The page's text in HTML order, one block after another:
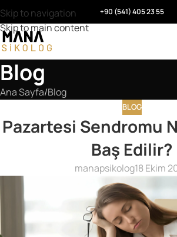
Skip to navigation
Skip to main content
+90 (541) 405 23 55
Blog
Ana Sayfa Blog
BLOG
Pazartesi Sendromu
Baş Edilir?
manapsikolog18 Ekim